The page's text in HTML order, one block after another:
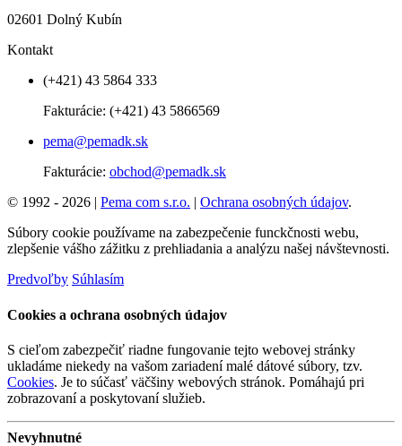
02601 Dolný Kubín
Kontakt
(+421) 43 5864 333
Fakturácie: (+421) 43 5866569
pema@pemadk.sk
Fakturácie: obchod@pemadk.sk
© 1992 - 2026 | Pema com s.r.o. | Ochrana osobných údajov.
Súbory cookie používame na zabezpečenie funckčnosti webu,
zlepšenie vášho zážitku z prehliadania a analýzu našej návštevnosti.
Predvoľby Súhlasím
Cookies a ochrana osobných údajov
S cieľom zabezpečiť riadne fungovanie tejto webovej stránky
ukladáme niekedy na vašom zariadení malé dátové súbory, tzv.
Cookies. Je to súčasť väčšiny webových stránok. Pomáhajú pri
zobrazovaní a poskytovaní služieb.
Nevyhnutné